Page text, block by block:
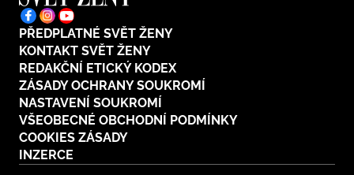
PŘEDPLATNÉ SVĚT ŽENY
KONTAKT SVĚT ŽENY
REDAKČNÍ ETICKÝ KODEX
ZÁSADY OCHRANY SOUKROMÍ
NASTAVENÍ SOUKROMÍ
VŠEOBECNÉ OBCHODNÍ PODMÍNKY
COOKIES ZÁSADY
INZERCE